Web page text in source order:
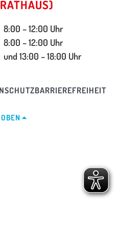
8:00 – 12:00 Uhr
8:00 – 12:00 Uhr
und 13:00 – 18:00 Uhr
BARRIEREFREIHEIT